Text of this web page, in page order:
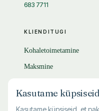
KLIENDITUGI
Kohaletoimetamine
Maksmine
KKK
683 7711
Kasutame küpsiseid
Kasutame küpsiseid, et